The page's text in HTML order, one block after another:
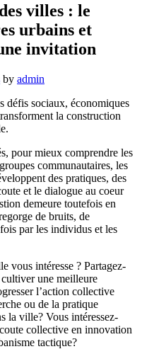
villes : le
urbains et
invitation
by admin
défis sociaux, économiques
la construction
pour mieux comprendre les
communautaires, les
des pratiques, des
et le dialogue au coeur
demeure toutefois en
de bruits, de
par les individus et les
vous intéresse ? Partagez-
une meilleure
l’action collective
ou de la pratique
la ville? Vous intéressez-
collective en innovation
tactique?